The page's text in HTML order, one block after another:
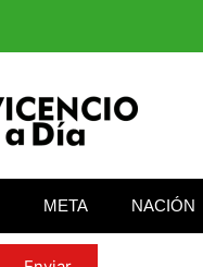
META NACIÓN